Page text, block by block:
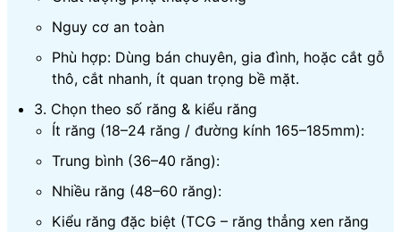
Nguy cơ an toàn
Phù hợp: Dùng bán chuyên, gia đình, hoặc cắt gỗ
thô, cắt nhanh, ít quan trọng bề mặt.
3. Chọn theo số răng & kiểu răng
Ít răng (18–24 răng / đường kính 165–185mm):
Trung bình (36–40 răng):
Nhiều răng (48–60 răng):
Kiểu răng đặc biệt (TCG – răng thẳng xen răng